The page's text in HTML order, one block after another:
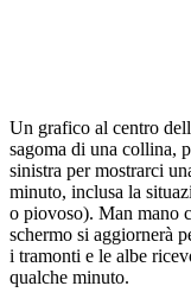
Un grafico al centro
sagoma di una collina,
sinistra per mostrarci
minuto, inclusa la
o piovoso). Man mano
schermo si aggiornerà
i tramonti e le albe
qualche minuto.